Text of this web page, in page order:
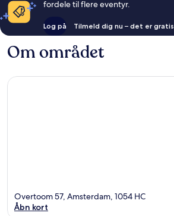
fordele til flere eventyr.
Log på Tilmeld dig nu – det er gratis
Om området
Overtoom 57, Amsterdam, 1054 HC
Åbn kort